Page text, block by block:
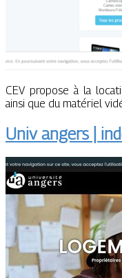
CEV propose à la
ainsi que du matériel
Univ angers |